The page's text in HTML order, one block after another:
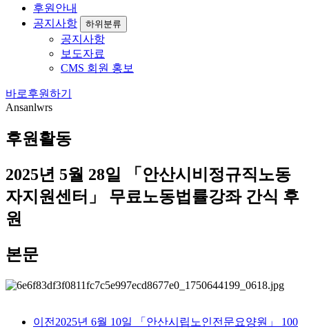
후원안내
공지사항
하위분류
공지사항
보도자료
CMS 회원 홍보
바로후원하기
Ansanlwrs
후원활동
2025년 5월 28일 「안산시비정규직노동
자지원센터」 무료노동법률강좌 간식 후
원
본문
이전 2025년 6월 10일 「안산시립노인전문요양원」 100